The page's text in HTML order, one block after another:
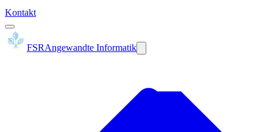
Kontakt
FSRAngewandte Informatik